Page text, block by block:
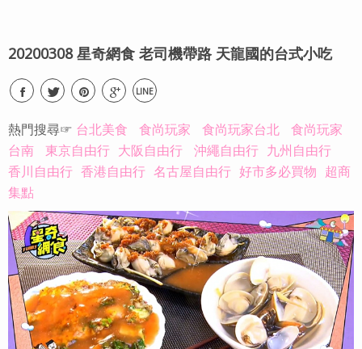
20200308 星奇網食 老司機帶路 天龍國的台式小吃
LINE
熱門搜尋☞ 台北美食 食尚玩家 食尚玩家台北
食尚玩家
台南
東京自由行 大阪自由行 沖繩自由行 九州自由行
香川自由行 香港自由行 名古屋自由行 好市多必買物 超商
集點